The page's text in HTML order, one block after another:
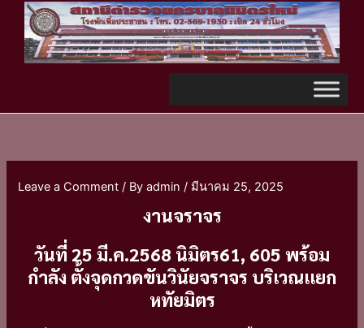
content
Leave a Comment / Byadmin/ มีนาคม 25, 2025
งานจราจร
วันที่ 25 มี.ค.2568 นิมิตร61, 605 พร้อม
กำลัง ตั้งจุดกวดขันวินัยจราจร บริเวณแยก
หทัยมิตร
TikTok